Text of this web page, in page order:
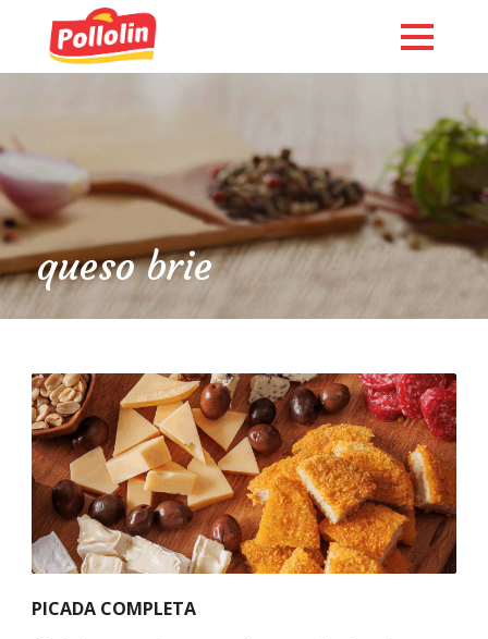
English
queso brie
PICADA COMPLETA